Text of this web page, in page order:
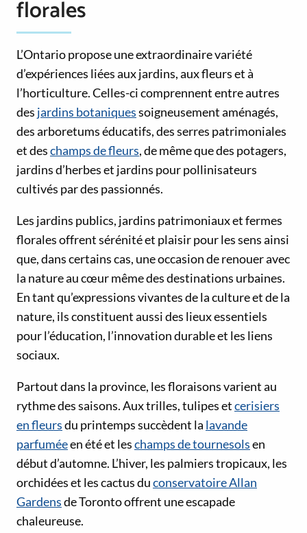
florales
L’Ontario propose une extraordinaire variété
d’expériences liées aux jardins, aux fleurs et à
l’horticulture. Celles-ci comprennent entre autres
des jardins botaniquessoigneusement aménagés,
des arboretums éducatifs, des serres patrimoniales
et deschamps de fleurs, de même que des potagers,
jardins d’herbes et jardins pour pollinisateurs
cultivés par des passionnés.
Les jardins publics, jardins patrimoniaux et fermes
florales offrent sérénité et plaisir pour les sens ainsi
que, dans certains cas, une occasion de renouer avec
la nature au cœur même des destinations urbaines.
En tant qu’expressions vivantes de la culture et de la
nature, ils constituent aussi des lieux essentiels
pour l’éducation, l’innovation durable et les liens
sociaux.
Partout dans la province, les floraisons varient au
rythme des saisons. Aux trilles, tulipes etcerisiers
en fleursdu printemps succèdent la lavande
parfuméeen été et leschamps de tournesolsen
début d’automne. L’hiver, les palmiers tropicaux, les
orchidées et les cactus duconservatoire Allan
Gardensde Toronto offrent une escapade
chaleureuse.